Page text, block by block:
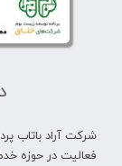
فعالیت در حوزه